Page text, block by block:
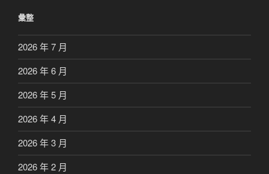
彙整
2026 年 7 月
2026 年 6 月
2026 年 5 月
2026 年 4 月
2026 年 3 月
2026 年 2 月